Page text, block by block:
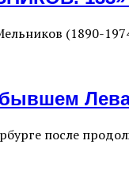
(1890-
после